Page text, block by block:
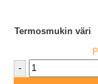
Termosmukin väri
-